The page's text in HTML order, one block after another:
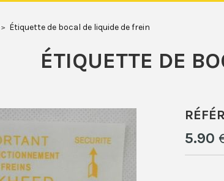
Étiquette de bocal de liquide de frein
ÉTIQUETTE DE
5.90